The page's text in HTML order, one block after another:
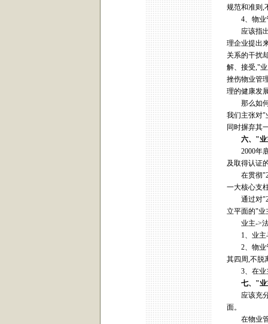
规范和准则,
4、物业
应该指出
理企业提出
关系的干扰
解、接受,"
挫伤物业管
理的健康发
那么如何
我们主张对"
同时摒弃其
六、 "
2000年底,
及取得认证
在贯彻
一大核心支
通过对
立平面的"业
业主->法
1、业主与
2、物业管
其四周,不脱
3、在业主
七、 "
应该充分
面。
在物业管